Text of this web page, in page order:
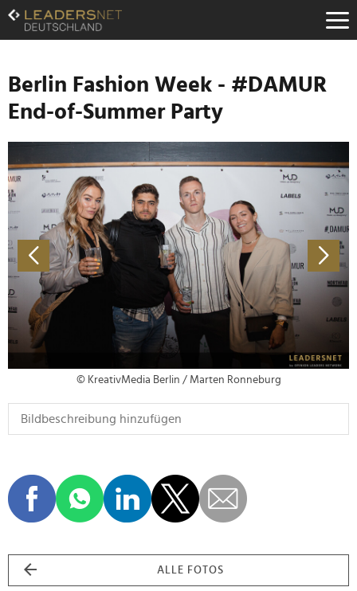
Zum
Inhalt
Zur
Navigation
Zur
Hauptnavigation
Berlin Fashion Week - #DAMUR
End-of-Summer Party
© KreativMedia Berlin / Marten Ronneburg
ALLE FOTOS